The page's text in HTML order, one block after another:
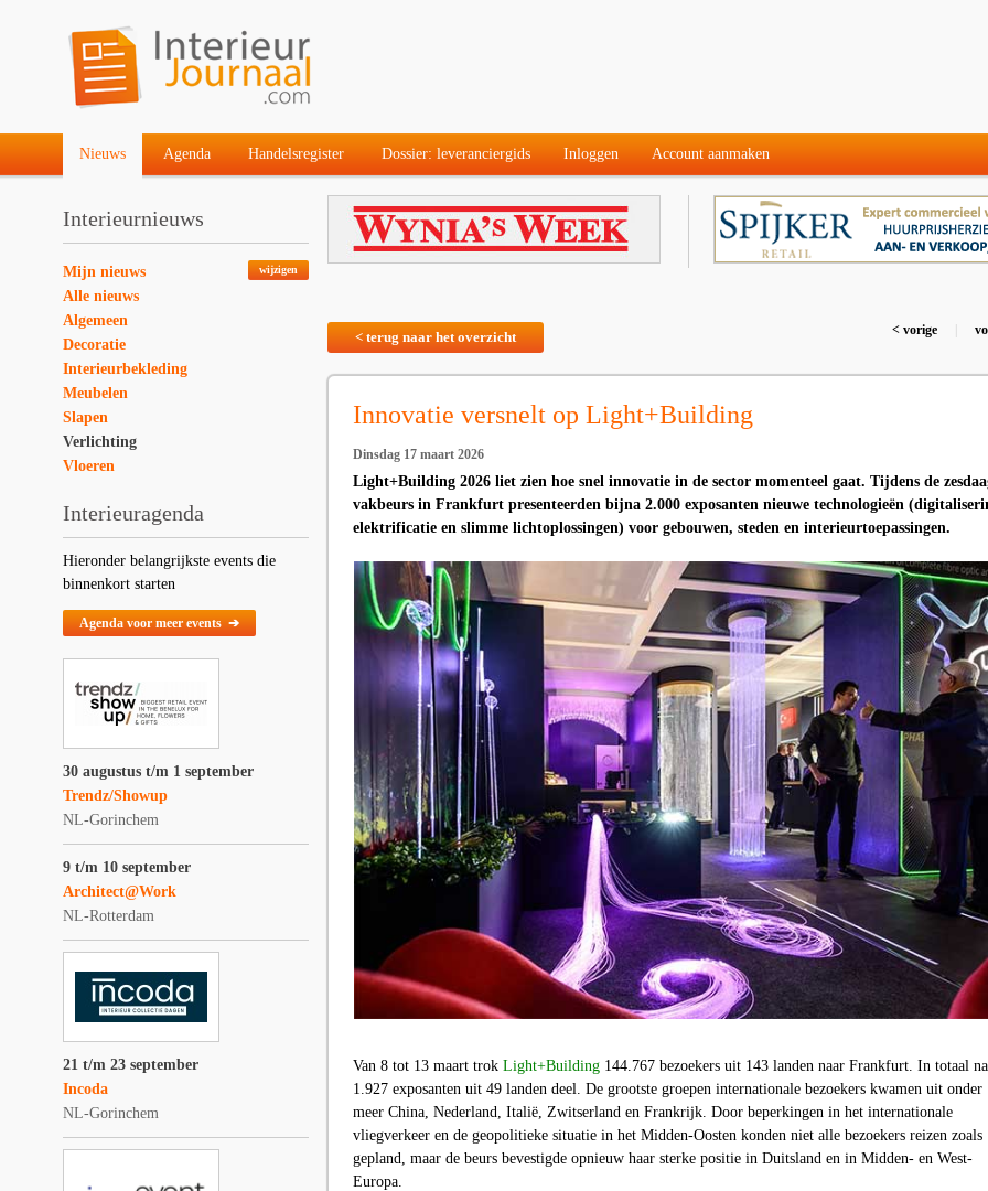
Nieuws Agenda Handelsregister Dossier: leveranciergids Inloggen Account aanmaken
Interieurnieuws
wijzigen
Mijn nieuws
Alle nieuws
Algemeen
Decoratie
Interieurbekleding
Meubelen
Slapen
Verlichting
Vloeren
Interieuragenda
Hieronder belangrijkste events die
binnenkort starten
Agenda voor meer events ➔
30 augustus t/m 1 september
Trendz/Showup
NL-Gorinchem
9 t/m 10 september
Architect@Work
NL-Rotterdam
21 t/m 23 september
Incoda
NL-Gorinchem
< terug naar het overzicht < vorige
Innovatie versnelt op Light+Building
Dinsdag 17 maart 2026
Light+Building 2026 liet zien hoe snel innovatie in de sector momenteel gaat. Tijdens de
vakbeurs in Frankfurt presenteerden bijna 2.000 exposanten nieuwe technologieën
elektrificatie en slimme lichtoplossingen) voor gebouwen, steden en interieurtoepassingen.
Van 8 tot 13 maart trok Light+Building 144.767 bezoekers uit 143 landen naar Frankfurt. In totaal
1.927 exposanten uit 49 landen deel. De grootste groepen internationale bezoekers kwamen uit onder
meer China, Nederland, Italië, Zwitserland en Frankrijk. Door beperkingen in het internationale
vliegverkeer en de geopolitieke situatie in het Midden-Oosten konden niet alle bezoekers reizen zoals
gepland, maar de beurs bevestigde opnieuw haar sterke positie in Duitsland en in Midden- en West-
Europa.